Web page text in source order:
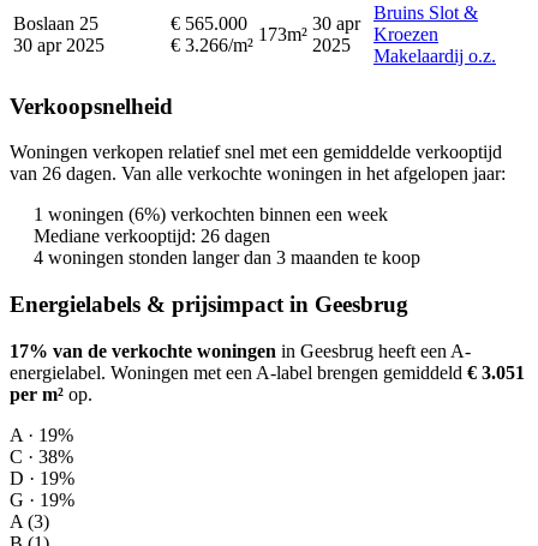
Boslaan 25
30 apr 2025
€ 565.000
€ 3.266/m²
173m²
30 apr
2025
Bruins Slot &
Kroezen
Makelaardij o.z.
Verkoopsnelheid
Woningen verkopen relatief snel met een gemiddelde verkooptijd
van 26 dagen. Van alle verkochte woningen in het afgelopen jaar:
1 woningen (6%) verkochten binnen een week
Mediane verkooptijd: 26 dagen
4 woningen stonden langer dan 3 maanden te koop
Energielabels & prijsimpact in Geesbrug
17% van de verkochte woningen in Geesbrug heeft een A-
energielabel. Woningen met een A-label brengen gemiddeld € 3.051
per m² op.
A · 19%
C · 38%
D · 19%
G · 19%
A (3)